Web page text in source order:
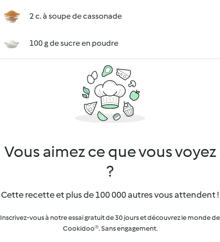
2 c. à soupe de cassonade
100 g de sucre en poudre
Vous aimez ce que vous voyez
?
Cette recette et plus de 100 000 autres vous attendent !
Inscrivez-vous à notre essai gratuit de 30 jours et découvrez le monde de
Cookidoo®. Sans engagement.